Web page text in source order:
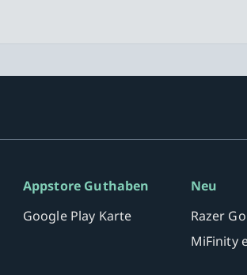
Appstore Guthaben
Google Play Karte
Neu
Razer
MiFinity